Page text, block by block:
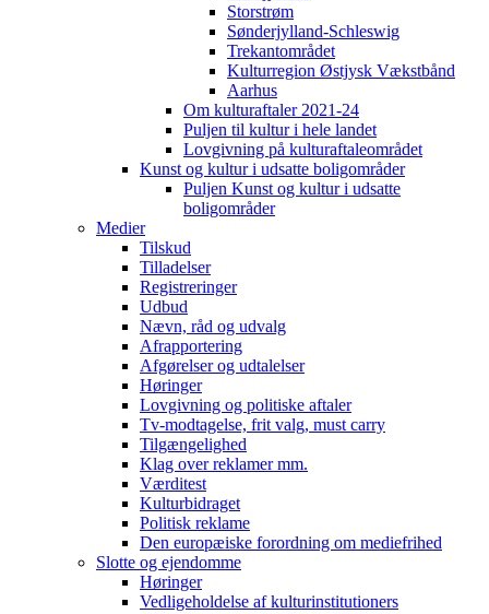
Storstrøm
Sønderjylland-Schleswig
Trekantområdet
Kulturregion Østjysk Vækstbånd
Aarhus
Om kulturaftaler 2021-24
Puljen til kultur i hele landet
Lovgivning på kulturaftaleområdet
Kunst og kultur i udsatte boligområder
Puljen Kunst og kultur i udsatte
boligområder
Medier
Tilskud
Tilladelser
Registreringer
Udbud
Nævn, råd og udvalg
Afrapportering
Afgørelser og udtalelser
Høringer
Lovgivning og politiske aftaler
Tv-modtagelse, frit valg, must carry
Tilgængelighed
Klag over reklamer mm.
Værditest
Kulturbidraget
Politisk reklame
Den europæiske forordning om mediefrihed
Slotte og ejendomme
Høringer
Vedligeholdelse af kulturinstitutioners